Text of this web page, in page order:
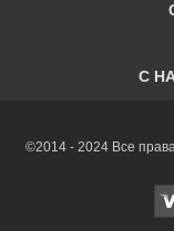
C
©2014 - 2024 Все